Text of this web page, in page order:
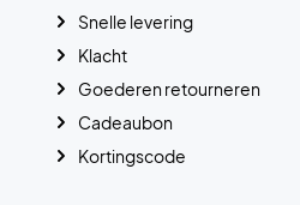
Snelle levering
Klacht
Goederen retourneren
Cadeaubon
Kortingscode